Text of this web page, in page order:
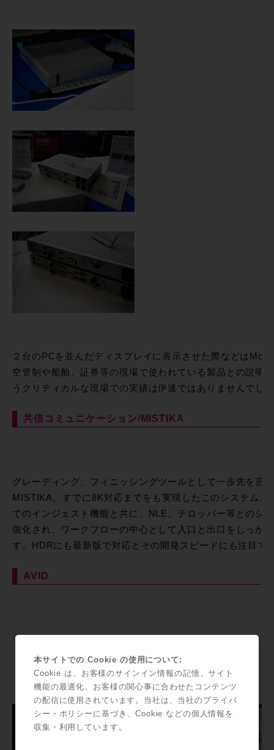
２台のPCを並んだディスプレイに表示させた際などは
空管制や船舶、証券等の現場で使われている製品との説明
うクリティカルな現場での実績は伊達ではありませんでし
共信コミュニケーション/MISTIKA
グレーディング、フィニッシングツールとして一歩先を言
MISTIKA。すでに8K対応までをも実現したこのシステム。
てのインジェスト機能と共に、NLE、テロッパー等とのシ
強化され、ワークフローの中心として入口と出口をしっか
す。HDRにも最新版で対応とその開発スピードにも注目で
AVID
本サイトでの Cookie の使用について:
Cookie は、お客様のサインイン情報の記憶、サイト
機能の最適化、お客様の関心事に合わせたコンテンツ
の配信に使用されています。当社は、当社のプライバ
シー・ポリシーに基づき、Cookie などの個人情報を
収集・利用しています。